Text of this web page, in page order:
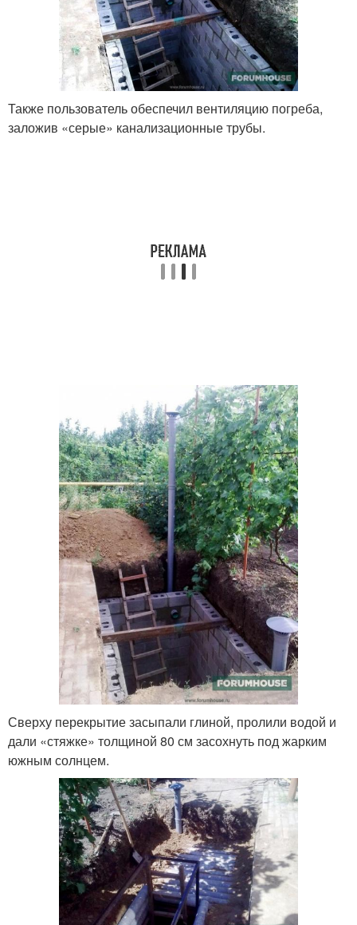
Также пользователь обеспечил вентиляцию погреба,
заложив «серые» канализационные трубы.
Сверху перекрытие засыпали глиной, пролили водой и
дали «стяжке» толщиной 80 см засохнуть под жарким
южным солнцем.